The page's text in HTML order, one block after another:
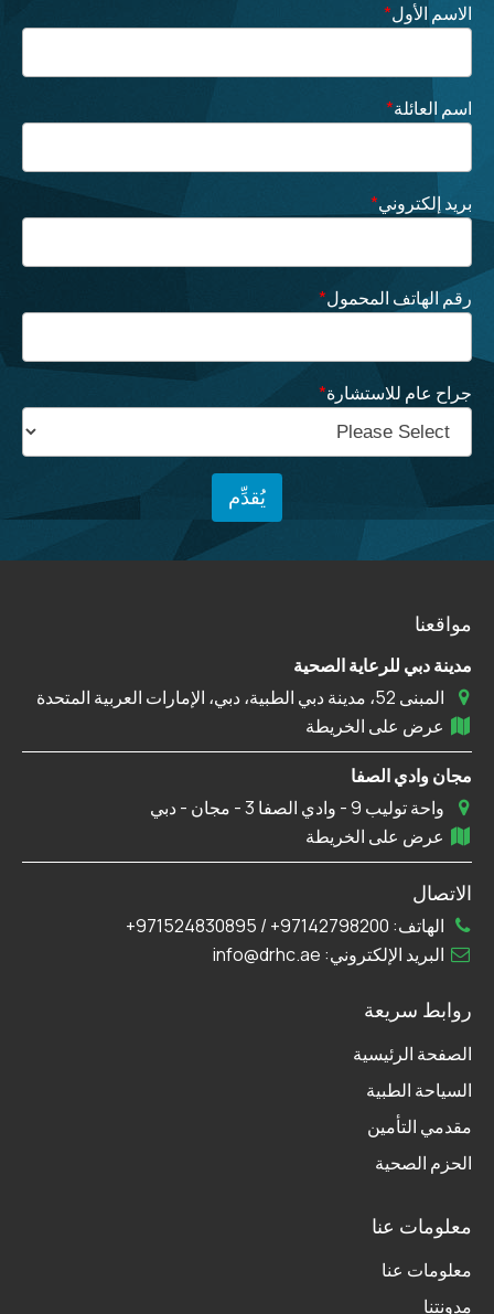
الاسم الأول*
اسم العائلة*
بريد إلكتروني*
رقم الهاتف المحمول*
جراح عام للاستشارة*
معلومات عنا
معلومات عنا
مدونتنا
روابط سريعة
الصفحة الرئيسية
السياحة الطبية
مقدمي التأمين
الحزم الصحية
مواقعنا
مدينة دبي للرعاية الصحية
المبنى 52، مدينة دبي الطبية، دبي، الإمارات العربية المتحدة
عرض على الخريطة
مجان وادي الصفا
واحة توليب 9 - وادي الصفا 3 - مجان - دبي
عرض على الخريطة
الاتصال
الهاتف: 97142798200+
/
971524830895+
البريد الإلكتروني: info@drhc.ae